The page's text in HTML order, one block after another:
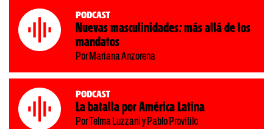
Podcast
Nuevas masculinidades: más allá de los
mandatos
Por Mariana Anzorena
Podcast
La batalla por América Latina
Por Telma Luzzani y Pablo Provitilo